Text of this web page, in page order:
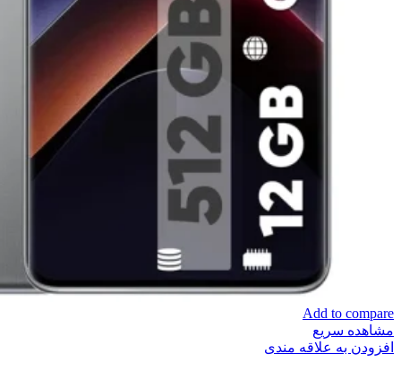
Add to compare
مشاهده سریع
افزودن به علاقه مندی